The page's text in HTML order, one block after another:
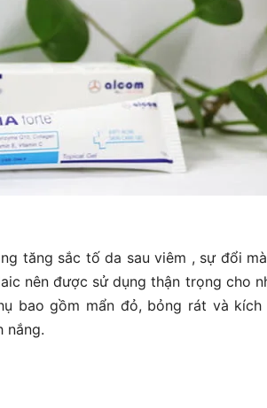
tăng sắc tố da sau viêm , sự đổi
nên được sử dụng thận trọng cho
bao gồm mẩn đỏ, bỏng rát và kích
nắng.